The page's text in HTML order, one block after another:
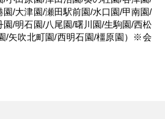
園/大津園/瀬田駅前園/水口園/甲南園/
園/明石園/八尾園/曙川園/生駒園/西松
/矢吹北町園/西明石園/橿原園）※会